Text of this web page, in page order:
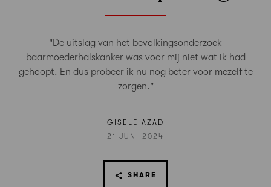
"De uitslag van het bevolkingsonderzoek
baarmoederhalskanker was voor mij niet wat ik had
gehoopt. En dus probeer ik nu nog beter voor mezelf te
zorgen."
GISELE AZAD
21 JUNI 2024
SHARE